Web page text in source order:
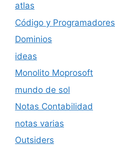
atlas
Código y Programadores
Dominios
ideas
Monolito Moprosoft
mundo de sol
Notas Contabilidad
notas varias
Outsiders